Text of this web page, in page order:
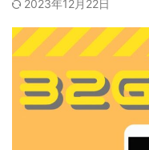
2023年12月22日